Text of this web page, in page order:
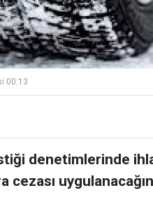
00:13
denetimlerinde
cezası